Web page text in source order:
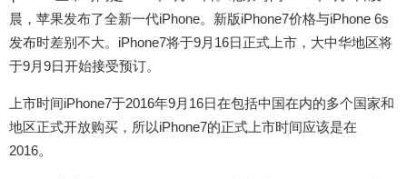
晨，苹果发布了全新一代iPhone。新版iPhone7价格与iPhone 6s
发布时差别不大。iPhone7将于9月16日正式上市，大中华地区将
于9月9日开始接受预订。
上市时间iPhone7于2016年9月16日在包括中国在内的多个国家和
地区正式开放购买，所以iPhone7的正式上市时间应该是在
2016。